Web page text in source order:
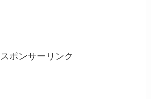
スポンサーリンク